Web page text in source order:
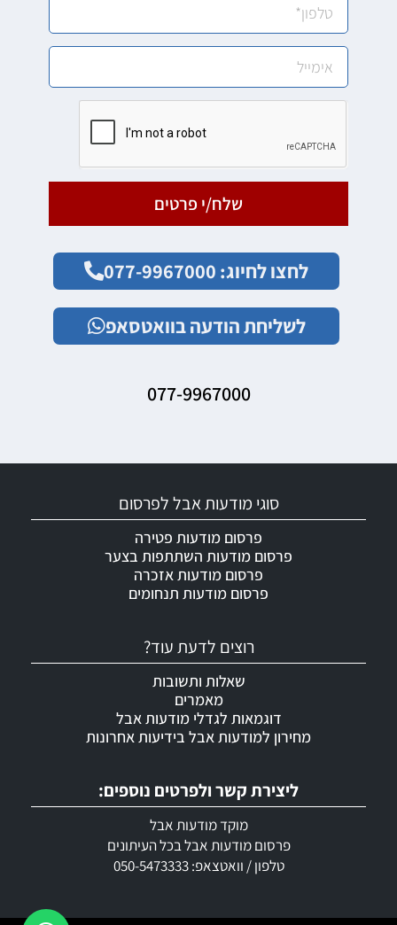
שלח/י פרטים
לחצו לחיוג: 077-9967000
לשליחת הודעה בוואטסאפ
077-9967000
ליצירת קשר ולפרטים נוספים:
מוקד מודעות אבל
פרסום מודעות אבל בכל העיתונים
טלפון / וואטצאפ: 050-5473333
רוצים לדעת עוד?
שאלות ותשובות
מאמרים
דוגמאות לגדלי מודעות אבל
מחירון למודעות אבל בידיעות אחרונות
סוגי מודעות אבל לפרסום
פרסום מודעות פטירה
פרסום מודעות השתתפות בצער
פרסום מודעות אזכרה
פרסום מודעות תנחומים